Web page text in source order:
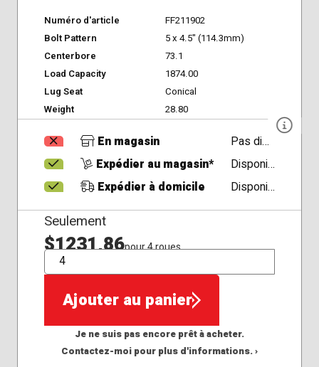
Numéro d'article
FF211902
Bolt Pattern
5 x 4.5" (114.3mm)
Centerbore
73.1
Load Capacity
1874.00
Lug Seat
Conical
Weight
28.80
En magasin
Pas disponible
Expédier au magasin*
Disponible
Expédier à domicile
Disponible
Seulement
$1231,86pour 4 roues
QTÉ
Ajouter au panier
Je ne suis pas encore prêt à acheter.
Contactez-moi pour plus d'informations. ›